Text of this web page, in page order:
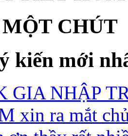
CHÚT
kiến mới
GIA NHẬP
xin ra mắt